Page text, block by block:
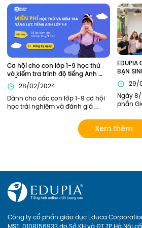
em Việt Nam hiện thực hóa ước
mơ giỏi tiếng Anh như người bản
xứ.
2023
sinh
trường
được
Cơ hội cho con lớp 1-9 học thử
và kiểm tra trình độ tiếng Anh
MIỄN PHÍ
28/02/2024
Dành cho các con lớp 1-9 cơ hội
học trải nghiệm và đánh giá
cô giỏi của Edupia Pro (Edupia
Tutor). Chương trình hoàn toàn
miễn phí vì vậy ba mẹ đăng ký
EDUPIA
BẠN
GIAO29/
Ngày
phần
Giao
quan
phía
Edupia
Xem thêm
Công ty cổ phần giáo dục Educa